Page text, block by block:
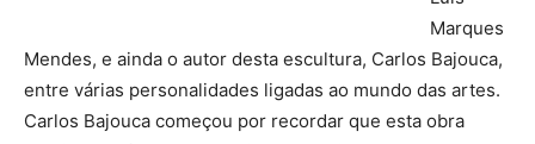
Marques
Mendes, e ainda o autor desta escultura, Carlos Bajouca,
entre várias personalidades ligadas ao mundo das artes.
Carlos Bajouca começou por recordar que esta obra